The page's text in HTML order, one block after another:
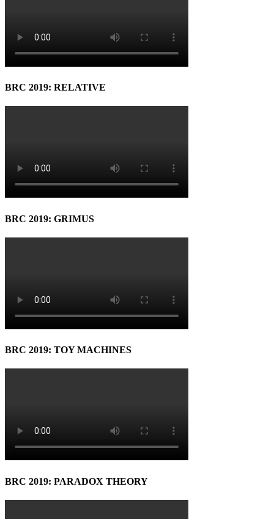
BRC 2019: RELATIVE
BRC 2019: GRIMUS
BRC 2019: TOY MACHINES
BRC 2019: PARADOX THEORY